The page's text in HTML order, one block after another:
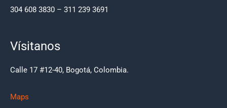
304 608 3830 – 311 239 3691
Vísitanos
Calle 17 #12-40, Bogotá, Colombia.
Maps